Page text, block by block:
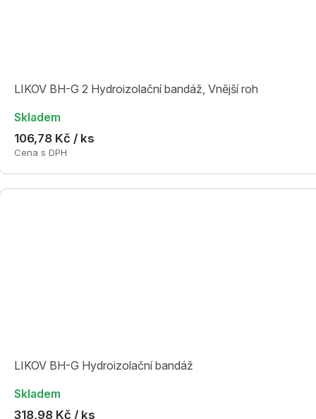
LIKOV BH-G 2 Hydroizolační bandáž, Vnější roh
Skladem
106,78 Kč / ks
Cena s DPH
LIKOV BH-G Hydroizolační bandáž
Skladem
318,98 Kč / ks